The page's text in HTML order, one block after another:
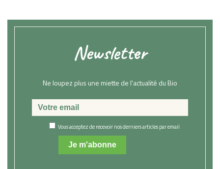
Newsletter
Ne loupez plus une miette de l'actualité du Bio
Vous acceptez de recevoir nos derniers articles par email